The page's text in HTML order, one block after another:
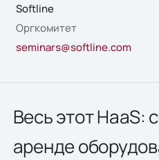
Softline
Оргкомитет
seminars@softline.com
Весь этот HaaS:
аренде